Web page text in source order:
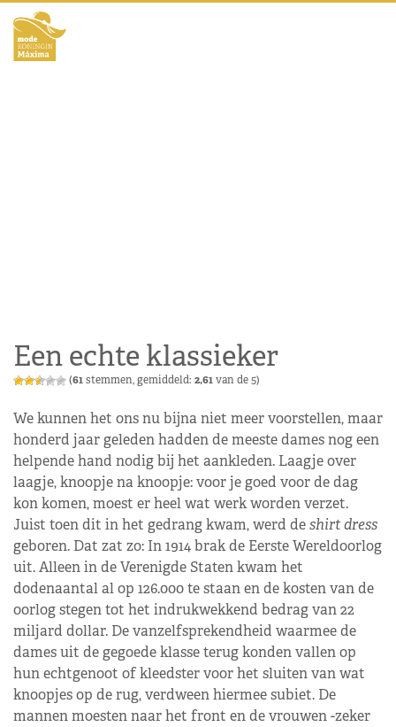
Een echte klassieker
(61stemmen, gemiddeld: 2,61van de 5)
We kunnen het ons nu bijna niet meer voorstellen, maar
honderd jaar geleden hadden de meeste dames nog een
helpende hand nodig bij het aankleden. Laagje over
laagje, knoopje na knoopje: voor je goed voor de dag
kon komen, moest er heel wat werk worden verzet.
Juist toen dit in het gedrang kwam, werd deshirt dress
geboren. Dat zat zo: In 1914 brak de Eerste Wereldoorlog
uit. Alleen in de Verenigde Staten kwam het
dodenaantal al op 126.000 te staan en de kosten van de
oorlog stegen tot het indrukwekkend bedrag van 22
miljard dollar. De vanzelfsprekendheid waarmee de
dames uit de gegoede klasse terug konden vallen op
hun echtgenoot of kleedster voor het sluiten van wat
knoopjes op de rug, verdween hiermee subiet. De
mannen moesten naar het front en de vrouwen -zeker